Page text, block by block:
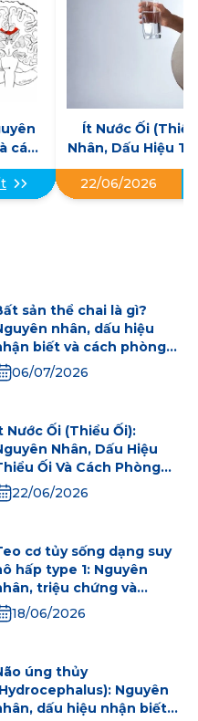
cách
Ít Nước Ối
Nhân, Dấu Hiệu
Phòng
22/06/2026
sản thể chai là gì?
nhân, dấu hiệu
biết và cách phòng
06/07/2026
Nước Ối (Thiểu Ối):
Nhân, Dấu Hiệu
Ối Và Cách Phòng
22/06/2026
cơ tủy sống dạng suy
hấp type 1: Nguyên
triệu chứng và
điều trị
18/06/2026
úng thủy
Nguyên
dấu hiệu nhận biết